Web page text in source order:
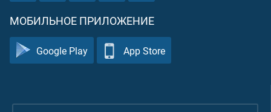
МОБИЛЬНОЕ ПРИЛОЖЕНИЕ
Google Play App Store